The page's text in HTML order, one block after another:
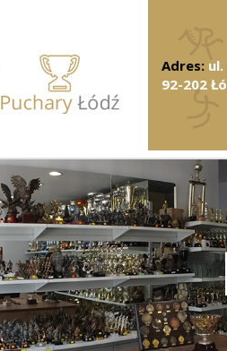
Adres:
92-202